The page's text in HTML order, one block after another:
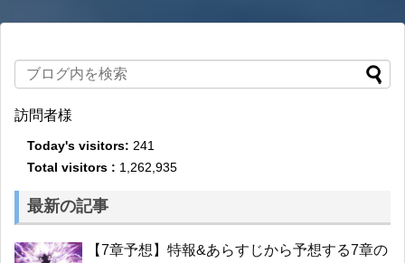
訪問者様
Today's visitors: 241
Total visitors : 1,262,935
最新の記事
【7章予想】特報&あらすじから予想する7章の